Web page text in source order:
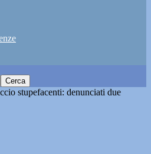
stupefacenti: denunciati due